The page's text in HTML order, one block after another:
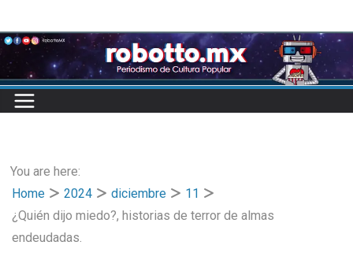
to
content
You are here:
Home
2024 diciembre
11
¿Quién dijo miedo?, historias de terror de almas
endeudadas.